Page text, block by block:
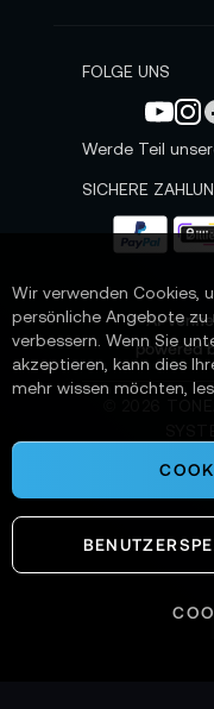
Lieferumfang:
1x Blackmagic
1x Externes
und
1x
der Software
12 Monate
s
e
FOLGE UNS
Werde Teil
SICHERE
📌 AI-
powered
Wir verwenden Cookies,
persönliche Angebote zu
verbessern. Wenn Sie
akzeptieren, kann dies
mehr wissen möchten,